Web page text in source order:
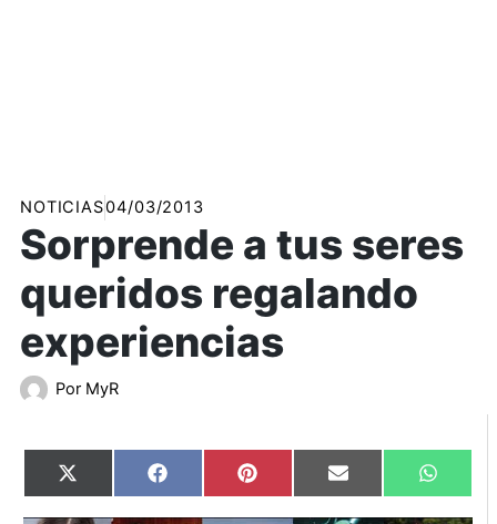
NOTICIAS04/03/2013
Sorprende a tus seres
queridos regalando
experiencias
Por MyR
Compartir
en
X
(Twitter)
Compartir
en
Facebook Compartir
en
Pinterest Compartir
en
Email
en